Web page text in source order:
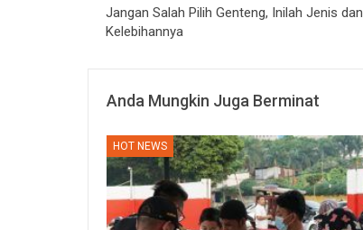
Jangan Salah Pilih Genteng, Inilah Jenis dan
Kelebihannya
Anda Mungkin Juga Berminat
HOT NEWS